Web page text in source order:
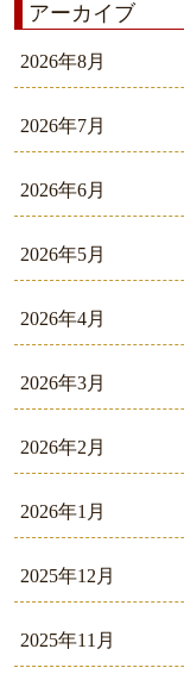
アーカイブ
2026年8月
2026年7月
2026年6月
2026年5月
2026年4月
2026年3月
2026年2月
2026年1月
2025年12月
2025年11月